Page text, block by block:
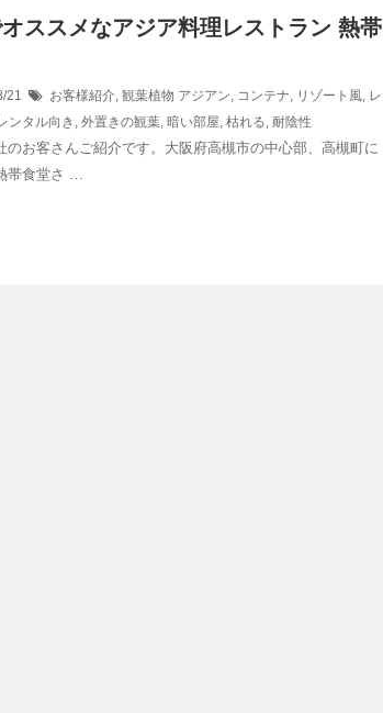
ススメなアジア料理レストラン 熱帯
21 お客様紹介, 観葉植物 アジアン, コンテナ, リゾート風, レ
ンタル向き , 外置きの観葉, 暗い部屋, 枯れる, 耐陰性
のお客さんご紹介です。大阪府高槻市の中心部、高槻町に
帯食堂さ …